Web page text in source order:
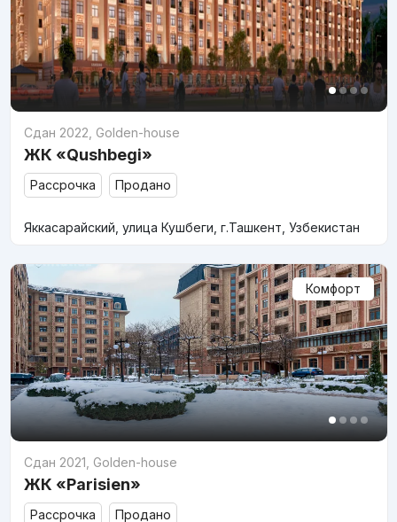
Сдан 2022 Golden-house
ЖК «Qushbegi»
Рассрочка Продано
Яккасарайский, улица Кушбеги, г.Ташкент, Узбекистан
Комфорт
Сдан 2021 Golden-house
ЖК «Parisien»
Рассрочка Продано